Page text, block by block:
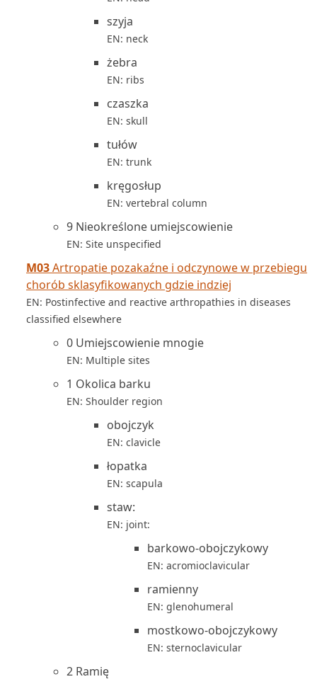
szyja
EN: neck
żebra
EN: ribs
czaszka
EN: skull
tułów
EN: trunk
kręgosłup
EN: vertebral column
9 Nieokreślone umiejscowienie
EN: Site unspecified
M03Artropatie pozakaźne i odczynowe w przebiegu
chorób sklasyfikowanych gdzie indziej
EN: Postinfective and reactive arthropathies in diseases
classified elsewhere
0 Umiejscowienie mnogie
EN: Multiple sites
1 Okolica barku
EN: Shoulder region
obojczyk
EN: clavicle
łopatka
EN: scapula
staw:
EN: joint:
barkowo-obojczykowy
EN: acromioclavicular
ramienny
EN: glenohumeral
mostkowo-obojczykowy
EN: sternoclavicular
2 Ramię